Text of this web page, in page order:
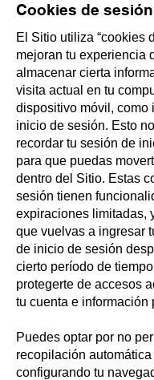
Cookies de sesión
El Sitio utiliza “cookies
mejoran tu experiencia
almacenar cierta
visita actual en tu
dispositivo móvil, como
inicio de sesión. Esto
recordar tu sesión de
para que puedas
dentro del Sitio. Estas
sesión tienen
expiraciones limitadas,
que vuelvas a ingresar
de inicio de sesión
cierto período de
protegerte de accesos
tu cuenta e información
Puedes optar por no
recopilación
configurando tu